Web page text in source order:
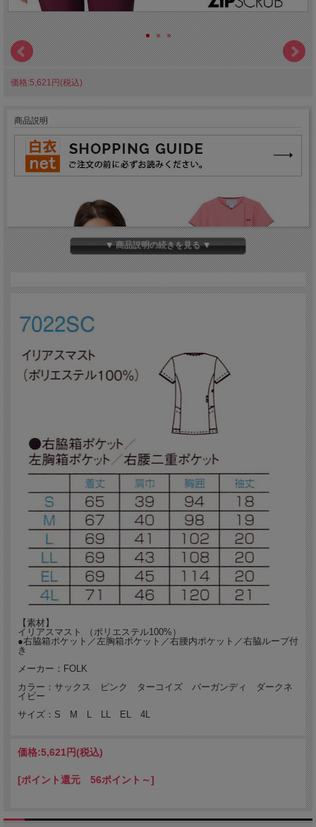
価格:5,621円(税込)
商品説明
▼ 商品説明の続きを見る ▼
【素材】
イリアスマスト （ポリエステル100%）
●右脇箱ポケット／左胸箱ポケット／右腰内ポケット／右脇ループ付
き
メーカー：FOLK
カラー：サックス ピンク ターコイズ バーガンディ ダークネ
イビー
サイズ：S M L LL EL 4L
価格:5,621円(税込)
[ポイント還元 56ポイント～]